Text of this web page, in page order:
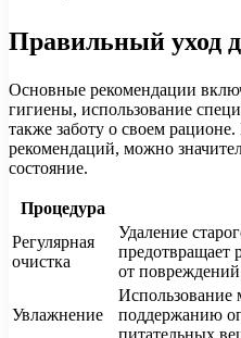
Правильный уход
Основные рекомендации
гигиены, использование
также заботу о своем
рекомендаций, можно
состояние.
Процедура
Регулярная
очистка
Удаление
предотвращает
от
Увлажнение
Использование
поддержанию